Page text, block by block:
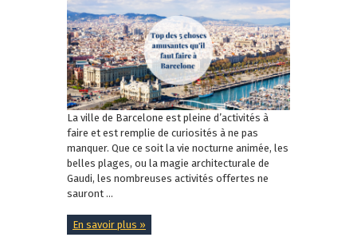
La ville de Barcelone est pleine d’activités à
faire et est remplie de curiosités à ne pas
manquer. Que ce soit la vie nocturne animée, les
belles plages, ou la magie architecturale de
Gaudi, les nombreuses activités offertes ne
sauront ...
En savoir plus »